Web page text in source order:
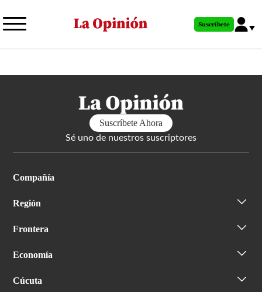
al
principal
Suscríbete
Suscríbete Ahora
Sé uno de nuestros suscriptores
Compañía
Región
Frontera
Economía
Cúcuta